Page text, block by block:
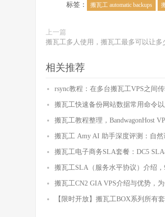
标签： 搬瓦工 automatic backups
上一篇
搬瓦工多人使用，搬瓦工最多可以让多
相关推荐
rsync教程：在多台搬瓦工VPS之间
搬瓦工快速备份网站数据常用命令
搬瓦工教程整理，BandwagonHost
搬瓦工 Amy AI 助手深度评测：自
搬瓦工电子商务SLA套餐：DC5
搬瓦工SLA（服务水平协议）介绍
搬瓦工CN2 GIA VPS介绍与优势，
【限时开放】搬瓦工BOX系列所有